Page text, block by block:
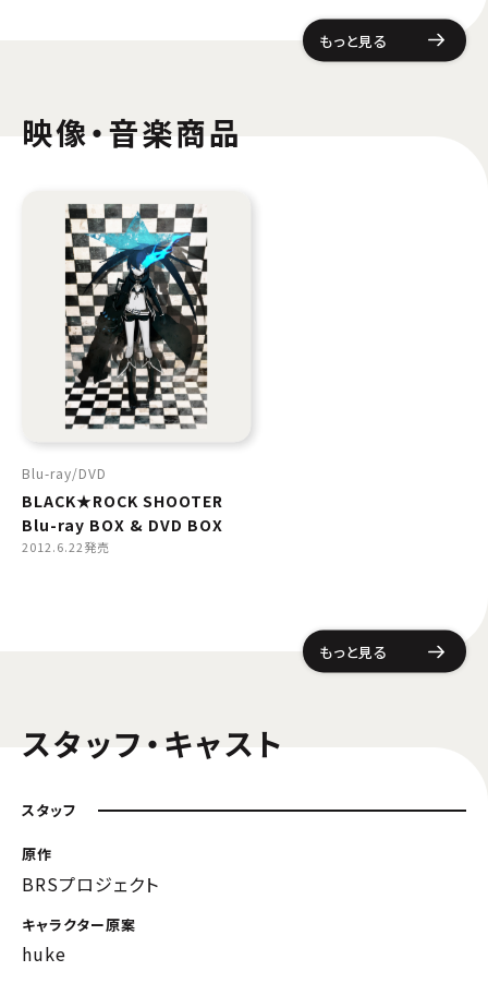
もっと見る
映像・音楽商品
Blu-ray DVD
BLACK★ROCK SHOOTER
Blu-ray BOX & DVD BOX
2012.6.22発売
もっと見る
スタッフ・キャスト
スタッフ
原作
BRSプロジェクト
キャラクター原案
huke